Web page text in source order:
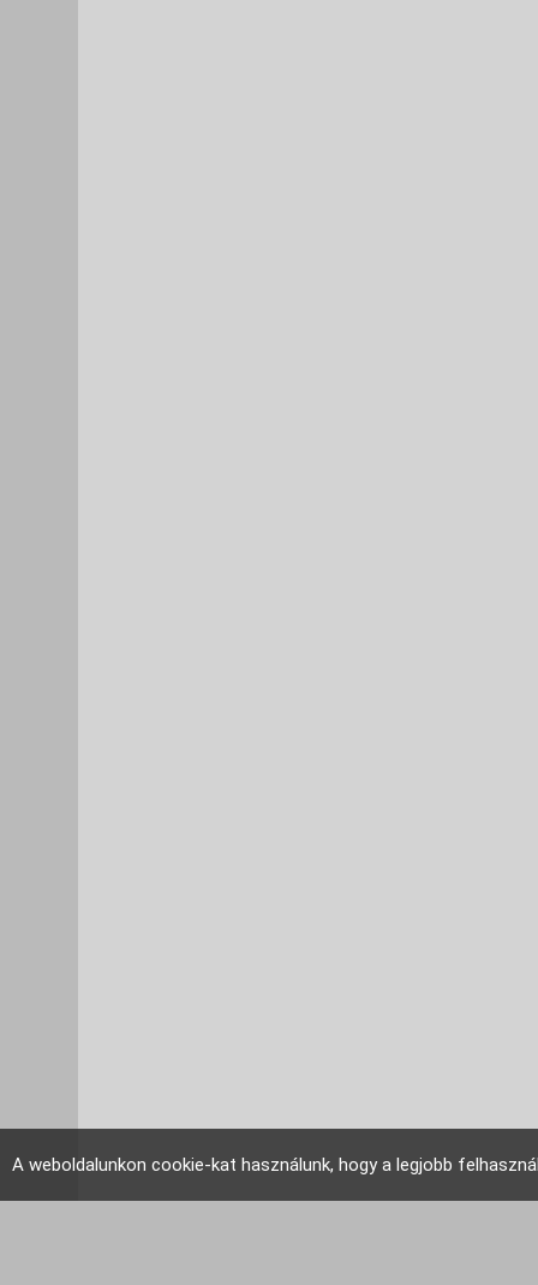
A weboldalunkon cookie-kat használunk, hogy a legjobb